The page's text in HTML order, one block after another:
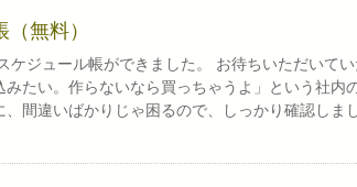
無料）
ケジュール帳ができました。 お待ちいただいて
みたい。作らないなら買っちゃうよ」という社内
、間違いばかりじゃ困るので、しっかり確認し